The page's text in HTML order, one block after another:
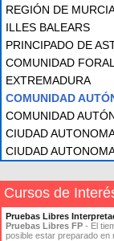
REGIÓN DE
ILLES BALEARS
PRINCIPADO DE
COMUNIDAD
EXTREMADURA
COMUNIDAD
COMUNIDAD
CIUDAD
CIUDAD
Cursos de
Pruebas Libres
Pruebas Libres FP - El
posible estar preparado en